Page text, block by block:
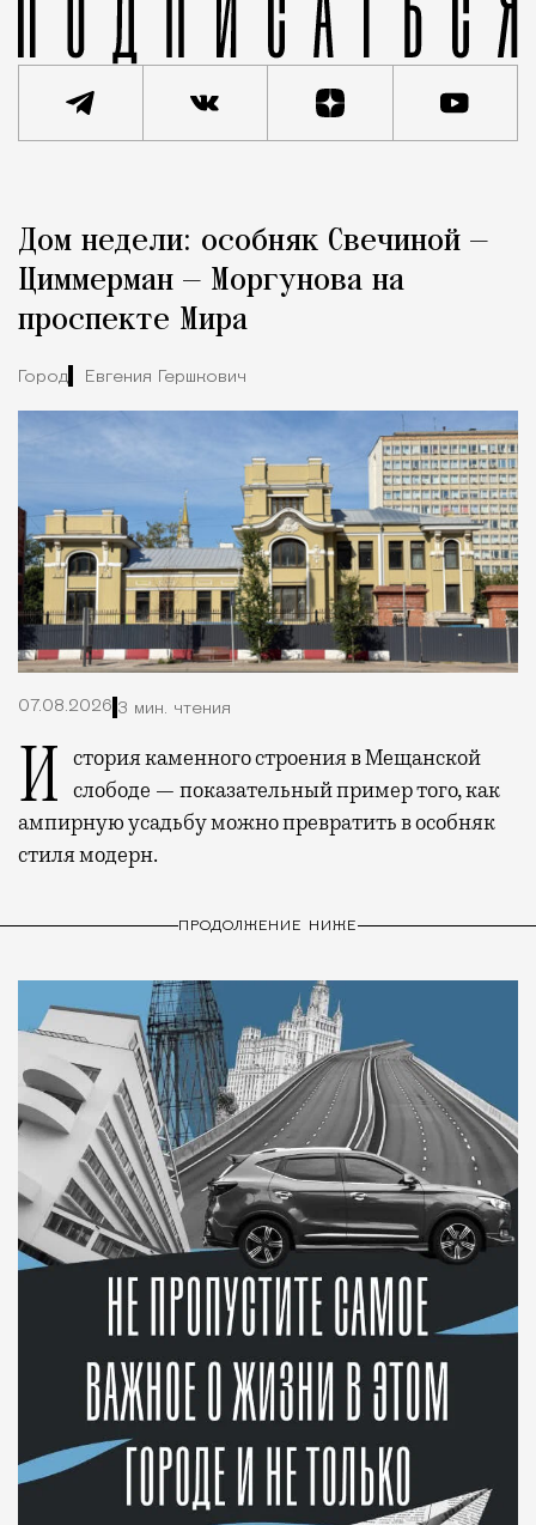
Город
Дом недели: особняк Свечиной —
Циммерман — Моргунова на
проспекте Мира
Город Евгения Гершкович
07.08.2026 3 мин. чтения
История каменного строения в Мещанской слободе — показательный пример того, как
ампирную усадьбу можно превратить в особняк
стиля модерн.
ПРОДОЛЖЕНИЕ НИЖЕ